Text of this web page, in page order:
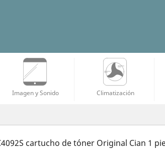
Imagen y Sonido Climatización
cartucho de tóner Original Cian 1